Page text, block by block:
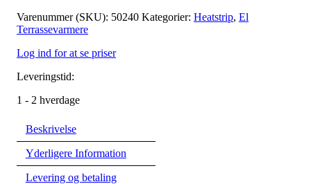
Varenummer (SKU): 50240 Kategorier: Heatstrip, El
Terrassevarmere
Log ind for at se priser
Leveringstid:
1 - 2 hverdage
Beskrivelse
Yderligere Information
Levering og betaling